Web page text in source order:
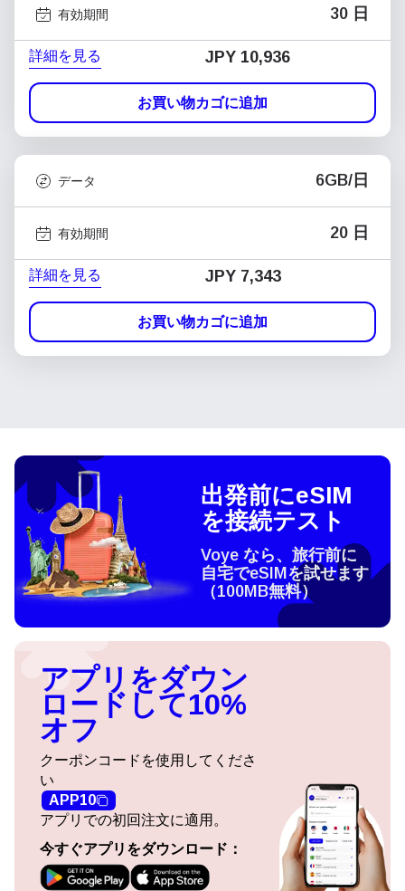
有効期間 30 日
詳細を見る JPY 10,936
お買い物カゴに追加
データ 6GB/日
有効期間 20 日
詳細を見る JPY 7,343
お買い物カゴに追加
出発前にeSIM
を接続テスト
Voye なら、旅行前に
自宅でeSIMを試せます
（100MB無料）
アプリをダウン
ロードして10%
オフ
クーポンコードを使用してくださ
い
APP10
アプリでの初回注文に適用。
今すぐアプリをダウンロード：